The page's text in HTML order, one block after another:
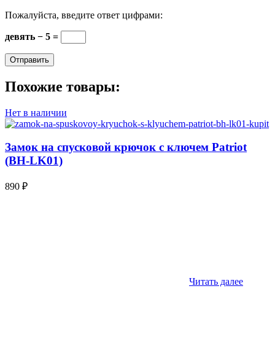
Пожалуйста, введите ответ цифрами:
девять − 5 =
Похожие товары:
Нет в наличии
Замок на спусковой крючок с ключем Patriot
(BH-LK01)
890 ₽
Читать далее